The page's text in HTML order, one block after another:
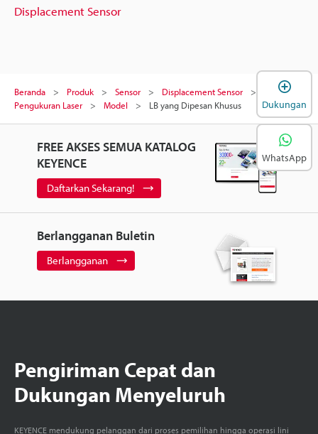
Displacement Sensor
Beranda Produk Sensor Displacement Sensor
Sensor
Pengukuran Laser
Model LB yang Dipesan Khusus
FREE AKSES SEMUA KATALOG
KEYENCE
Daftarkan Sekarang!
Berlangganan Buletin
Berlangganan
Pengiriman Cepat dan
Dukungan Menyeluruh
KEYENCE mendukung pelanggan dari proses pemilihan hingga operasi lini
Dukungan
WhatsApp